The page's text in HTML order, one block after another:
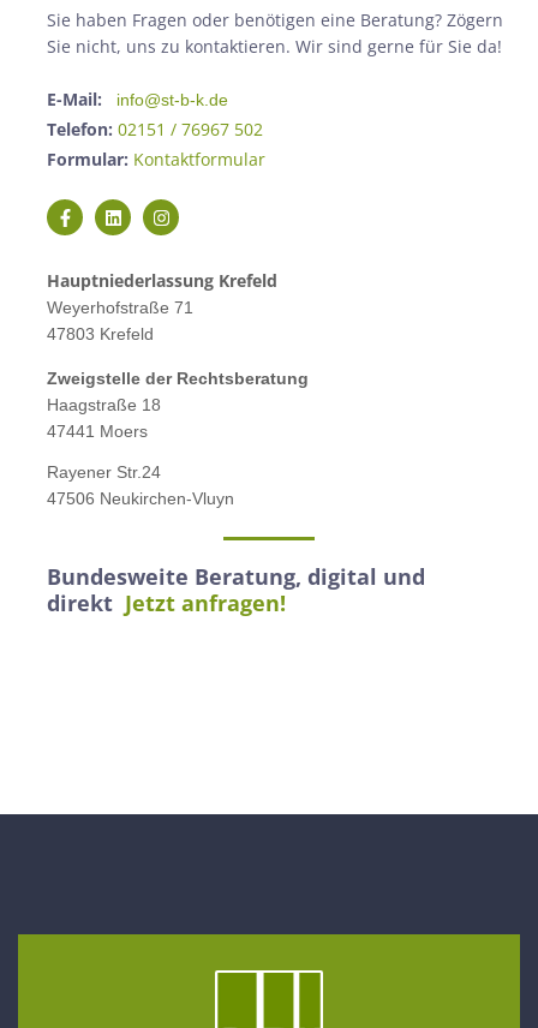
Sie haben Fragen oder benötigen eine Beratung? Zögern
Sie nicht, uns zu kontaktieren. Wir sind gerne für Sie da!
E-Mail: info@st-b-k.de
Telefon: 02151 / 76967 502
Formular: Kontaktformular
Hauptniederlassung Krefeld
Weyerhofstraße 71
47803 Krefeld
Zweigstelle der Rechtsberatung
Haagstraße 18
47441 Moers
Rayener Str.24
47506 Neukirchen-Vluyn
Bundesweite Beratung, digital und
direkt Jetzt anfragen!